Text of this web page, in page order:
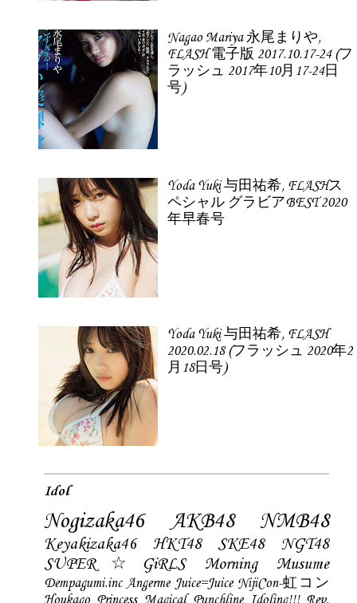
Nagao Mariya 永尾まりや,
FLASH 電子版 2017.10.17-24 (フ
ラッシュ 2017年10月17-24日
号)
Yoda Yuki 与田祐希, FLASHス
ペシャル グラビアBEST 2020
年早春号
Yoda Yuki 与田祐希, FLASH
2020.02.18 (フラッシュ 2020年2
月18日号)
Idol
Nogizaka46 AKB48 NMB48
Keyakizaka46 HKT48 SKE48
NGT48
SUPER☆GiRLS
Morning Musume
Dempagumi.inc Angerme Juice=Juice NijiCon-虹コン